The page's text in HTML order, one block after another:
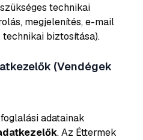
technikai
megjelenítés, e-mail
biztosítása).
(Vendégek
adatainak
. Az Éttermek